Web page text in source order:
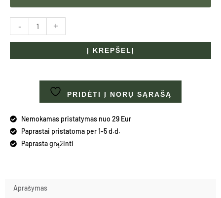
-
Dekoracija
Jūsų
Namams
+
Į KREPŠELĮ
PRIDĖTI Į NORŲ SĄRAŠĄ
Nemokamas pristatymas nuo 29 Eur
Paprastai pristatoma per 1-5 d.d.
Paprasta grąžinti
Aprašymas